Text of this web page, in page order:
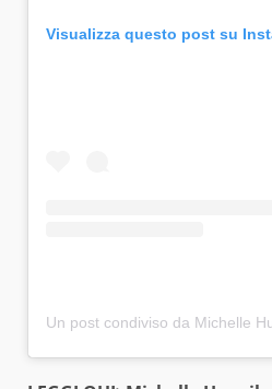
Visualizza questo post su